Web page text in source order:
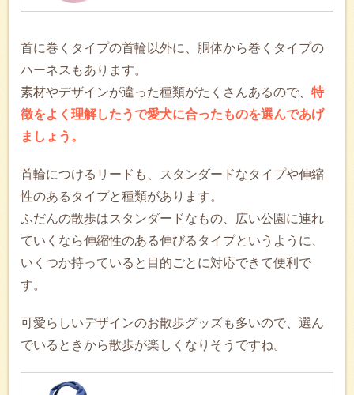
首に巻くタイプの首輪以外に、胴体から巻くタイプの
ハーネスもあります。
素材やデザインが違った種類がたくさんあるので、 特
徴をよく理解したうで愛犬に合ったものを選んであげ
ましょう。
首輪につけるリードも、スタンダードなタイプや伸縮
性のあるタイプと種類があります。
ふだんの散歩はスタンダードなもの、広い公園に連れ
ていくなら伸縮性のある伸びるタイプというように、
いくつか持っていると目的ごとに対応できて便利で
す。
可愛らしいデザインのお散歩グッズも多いので、選ん
でいるときから散歩が楽しくなりそうですね。